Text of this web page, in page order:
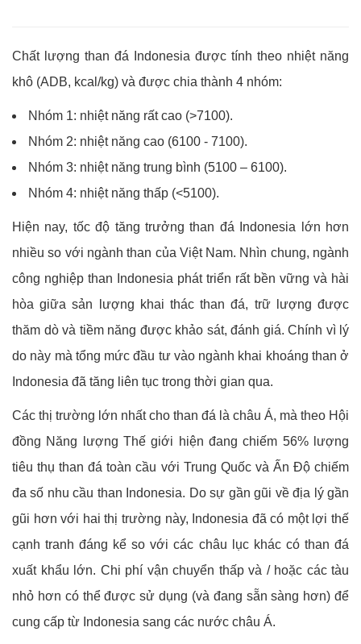
Chất lượng than đá Indonesia được tính theo nhiệt năng
khô (ADB, kcal/kg) và được chia thành 4 nhóm:
Nhóm 1: nhiệt năng rất cao (>7100).
Nhóm 2: nhiệt năng cao (6100 - 7100).
Nhóm 3: nhiệt năng trung bình (5100 – 6100).
Nhóm 4: nhiệt năng thấp (<5100).
Hiện nay, tốc độ tăng trưởng than đá Indonesia lớn hơn
nhiều so với ngành than của Việt Nam. Nhìn chung, ngành
công nghiệp than Indonesia phát triển rất bền vững và hài
hòa giữa sản lượng khai thác than đá, trữ lượng được
thăm dò và tiềm năng được khảo sát, đánh giá. Chính vì lý
do này mà tổng mức đầu tư vào ngành khai khoáng than ở
Indonesia đã tăng liên tục trong thời gian qua.
Các thị trường lớn nhất cho than đá là châu Á, mà theo Hội
đồng Năng lượng Thế giới hiện đang chiếm 56% lượng
tiêu thụ than đá toàn cầu với Trung Quốc và Ấn Độ chiếm
đa số nhu cầu than Indonesia. Do sự gần gũi về địa lý gần
gũi hơn với hai thị trường này, Indonesia đã có một lợi thế
cạnh tranh đáng kể so với các châu lục khác có than đá
xuất khẩu lớn. Chi phí vận chuyển thấp và / hoặc các tàu
nhỏ hơn có thể được sử dụng (và đang sẵn sàng hơn) để
cung cấp từ Indonesia sang các nước châu Á.